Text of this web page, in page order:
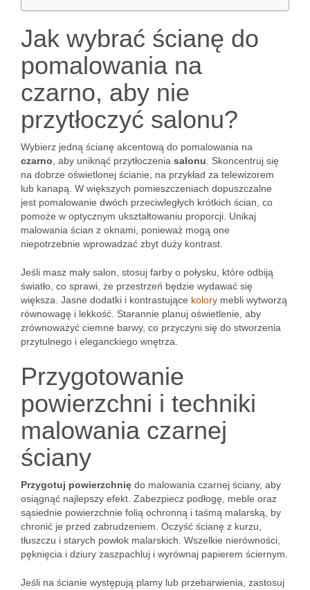
Jak wybrać ścianę do
pomalowania na
czarno, aby nie
przytłoczyć salonu?
Wybierz jedną ścianę akcentową do pomalowania na
czarno , aby uniknąć przytłoczenia salonu . Skoncentruj się
na dobrze oświetlonej ścianie, na przykład za telewizorem
lub kanapą. W większych pomieszczeniach dopuszczalne
jest pomalowanie dwóch przeciwległych krótkich ścian, co
pomoże w optycznym ukształtowaniu proporcji. Unikaj
malowania ścian z oknami, ponieważ mogą one
niepotrzebnie wprowadzać zbyt duży kontrast.
Jeśli masz mały salon, stosuj farby o połysku, które odbiją
światło, co sprawi, że przestrzeń będzie wydawać się
większa. Jasne dodatki i kontrastujące kolory mebli wytworzą
równowagę i lekkość. Starannie planuj oświetlenie, aby
zrównoważyć ciemne barwy, co przyczyni się do stworzenia
przytulnego i eleganckiego wnętrza.
Przygotowanie
powierzchni i techniki
malowania czarnej
ściany
Przygotuj powierzchnię do malowania czarnej ściany, aby
osiągnąć najlepszy efekt. Zabezpiecz podłogę, meble oraz
sąsiednie powierzchnie folią ochronną i taśmą malarską, by
chronić je przed zabrudzeniem. Oczyść ścianę z kurzu,
tłuszczu i starych powłok malarskich. Wszelkie nierówności,
pęknięcia i dziury zaszpachluj i wyrównaj papierem ściernym.
Jeśli na ścianie występują plamy lub przebarwienia, zastosuj